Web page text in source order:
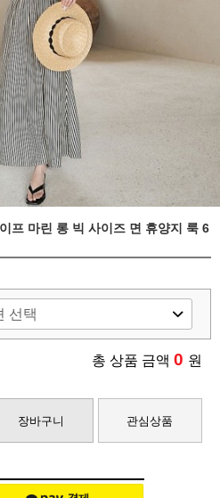
프 마린 롱 빅 사이즈 면 휴양지 룩 6
총 상품 금액 0 원
장바구니 관심상품